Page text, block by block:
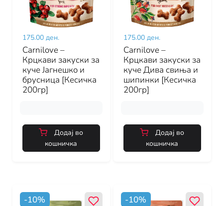
175.00 ден.
Carnilove –
Крцкави закуски за
куче Јагнешко и
брусница [Кесичка
200гр]
Додај во
кошничка
175.00 ден.
Carnilove –
Крцкави закуски за
куче Дива свиња и
шипинки [Кесичка
200гр]
Додај во
кошничка
-10% -10%